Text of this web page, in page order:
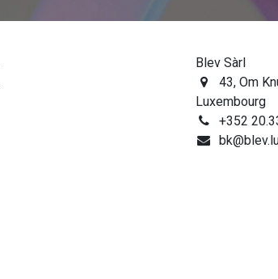
Blev Sàrl
43, Om
Luxembourg
+352